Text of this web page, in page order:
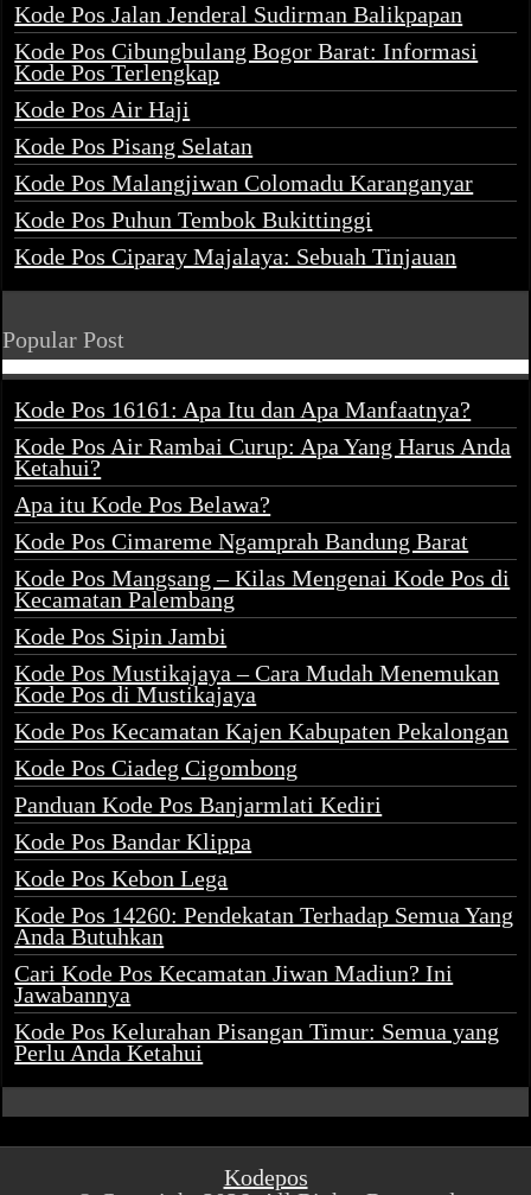
Kode Pos Jalan Jenderal Sudirman Balikpapan
Kode Pos Cibungbulang Bogor Barat: Informasi
Kode Pos Terlengkap
Kode Pos Air Haji
Kode Pos Pisang Selatan
Kode Pos Malangjiwan Colomadu Karanganyar
Kode Pos Puhun Tembok Bukittinggi
Kode Pos Ciparay Majalaya: Sebuah Tinjauan
Popular Post
Kode Pos 16161: Apa Itu dan Apa Manfaatnya?
Kode Pos Air Rambai Curup: Apa Yang Harus Anda
Ketahui?
Apa itu Kode Pos Belawa?
Kode Pos Cimareme Ngamprah Bandung Barat
Kode Pos Mangsang – Kilas Mengenai Kode Pos di
Kecamatan Palembang
Kode Pos Sipin Jambi
Kode Pos Mustikajaya – Cara Mudah Menemukan
Kode Pos di Mustikajaya
Kode Pos Kecamatan Kajen Kabupaten Pekalongan
Kode Pos Ciadeg Cigombong
Panduan Kode Pos Banjarmlati Kediri
Kode Pos Bandar Klippa
Kode Pos Kebon Lega
Kode Pos 14260: Pendekatan Terhadap Semua Yang
Anda Butuhkan
Cari Kode Pos Kecamatan Jiwan Madiun? Ini
Jawabannya
Kode Pos Kelurahan Pisangan Timur: Semua yang
Perlu Anda Ketahui
Kodepos